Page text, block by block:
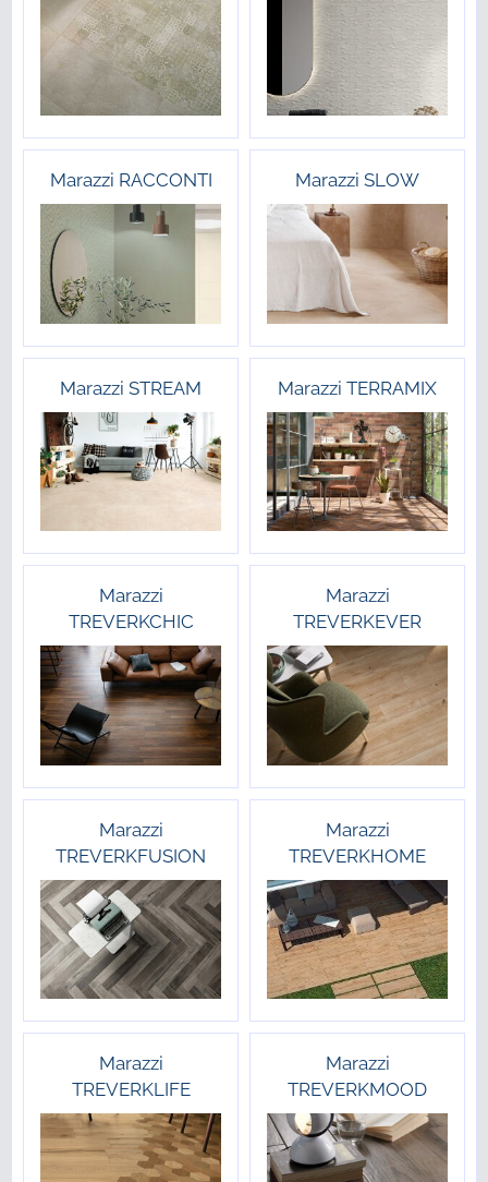
Marazzi RACCONTI Marazzi SLOW
Marazzi STREAM Marazzi TERRAMIX
Marazzi
TREVERKCHIC
Marazzi
TREVERKEVER
Marazzi
TREVERKFUSION
Marazzi
TREVERKHOME
Marazzi
TREVERKLIFE
Marazzi
TREVERKMOOD